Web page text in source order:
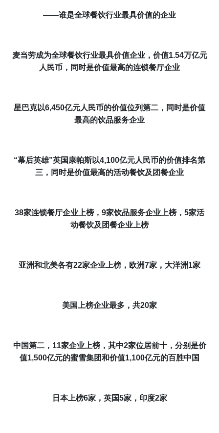
——谁是全球餐饮行业最具价值的企业
麦当劳成为全球餐饮行业最具价值企业，价值1.54万亿元
人民币，同时是价值最高的连锁餐厅企业
星巴克以6,450亿元人民币的价值位列第二 ，同时是价值
最高的饮品服务企业
“幕后英雄”英国 康帕斯以4,100亿元人民币的价值排名第
三 ，同时是价值最高的活动餐饮及团餐企业
38家连锁餐厅企业上榜，9家饮品服务企业上榜， 5家活
动餐饮及团餐企业上榜
亚洲和北美各有22家企业 上榜，欧洲7家，大洋洲1家
美国上榜企业最多，共20家
中国第二， 11家企业上榜，其中2家位居前十，分别是价
值1,500亿元的蜜雪集团和价值1,100亿元的百胜中国
日本上榜6家，英国5家，印度2家